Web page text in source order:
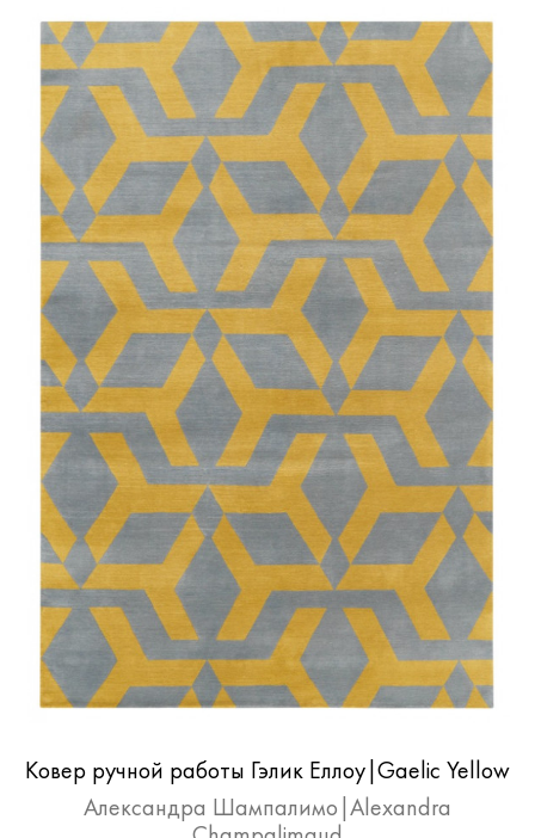
Ковер ручной работы Гэлик Еллоу|Gaelic Yellow
Александра Шампалимо|Alexandra